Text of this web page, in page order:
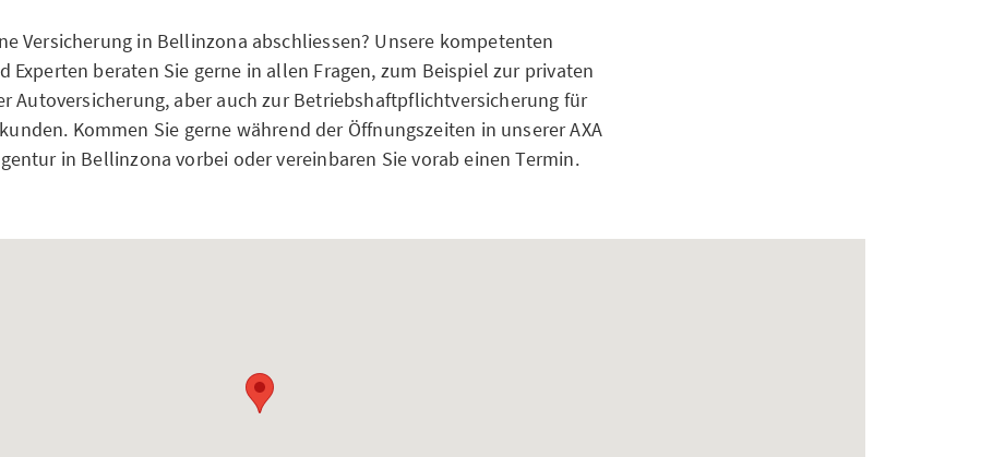
Versicherung in Bellinzona abschliessen? Unsere kompetenten
Experten beraten Sie gerne in allen Fragen, zum Beispiel zur privaten
Autoversicherung, aber auch zur Betriebshaftpflichtversicherung für
Kommen Sie gerne während der Öffnungszeiten in unserer AXA
in Bellinzona vorbei oder vereinbaren Sie vorab einen Termin.